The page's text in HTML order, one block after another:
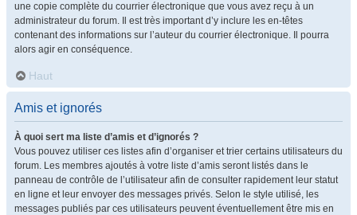
une copie complète du courrier électronique que vous avez reçu à un
administrateur du forum. Il est très important d’y inclure les en-têtes
contenant des informations sur l’auteur du courrier électronique. Il pourra
alors agir en conséquence.
Haut
Amis et ignorés
À quoi sert ma liste d’amis et d’ignorés ?
Vous pouvez utiliser ces listes afin d’organiser et trier certains utilisateurs du
forum. Les membres ajoutés à votre liste d’amis seront listés dans le
panneau de contrôle de l’utilisateur afin de consulter rapidement leur statut
en ligne et leur envoyer des messages privés. Selon le style utilisé, les
messages publiés par ces utilisateurs peuvent éventuellement être mis en